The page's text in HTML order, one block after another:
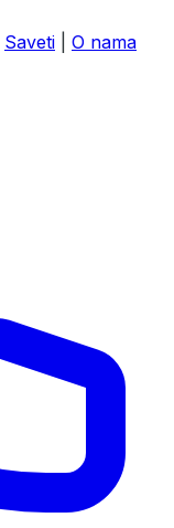
Saveti
O nama